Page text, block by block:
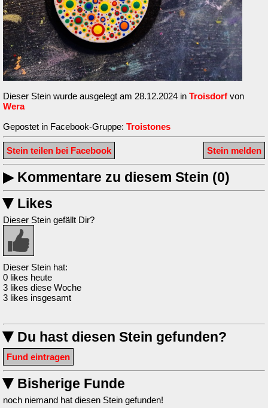
Dieser Stein wurde ausgelegt am 28.12.2024 in Troisdorf von
Wera
Gepostet in Facebook-Gruppe: Troistones
Stein melden
Stein teilen bei Facebook
▶Kommentare zu diesem Stein (0)
▶ Likes
Dieser Stein gefällt Dir?
Dieser Stein hat:
0 likes heute
3 likes diese Woche
3 likes insgesamt
▶ Du hast diesen Stein gefunden?
Fund eintragen
▶ Bisherige Funde
noch niemand hat diesen Stein gefunden!